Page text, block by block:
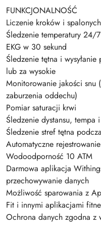
FUNKCJONALNOŚĆ
Liczenie kroków i
Śledzenie temperatury 24/7
EKG w 30 sekund
Śledzenie tętna i
lub za wysokie
Monitorowanie jakości snu
zaburzenia oddechu)
Pomiar saturacji krwi
Śledzenie dystansu, tempa
Śledzenie stref tętna
Automatyczne
Wodoodporność 10 ATM
Darmowa aplikacja
przechowywanie danych
Możliwość sparowania z
Fit i innymi aplikacjami
Ochrona danych zgodna z